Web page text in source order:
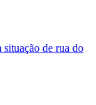
de rua do